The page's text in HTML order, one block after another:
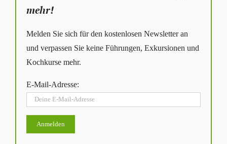
mehr!
Melden Sie sich für den kostenlosen Newsletter an
und verpassen Sie keine Führungen, Exkursionen und
Kochkurse mehr.
E-Mail-Adresse: